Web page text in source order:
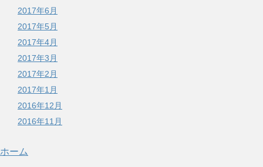
2017年6月
2017年5月
2017年4月
2017年3月
2017年2月
2017年1月
2016年12月
2016年11月
ホーム